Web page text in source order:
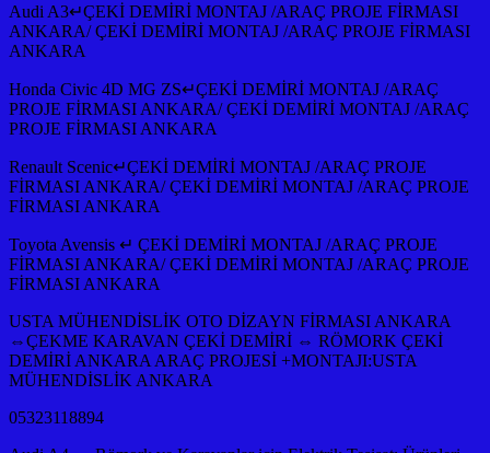
Audi A3↵ÇEKİ DEMİRİ MONTAJ /ARAÇ PROJE FİRMASI
ANKARA/ ÇEKİ DEMİRİ MONTAJ /ARAÇ PROJE FİRMASI
ANKARA
Honda Civic 4D MG ZS↵ÇEKİ DEMİRİ MONTAJ /ARAÇ
PROJE FİRMASI ANKARA/ ÇEKİ DEMİRİ MONTAJ /ARAÇ
PROJE FİRMASI ANKARA
Renault Scenic↵ÇEKİ DEMİRİ MONTAJ /ARAÇ PROJE
FİRMASI ANKARA/ ÇEKİ DEMİRİ MONTAJ /ARAÇ PROJE
FİRMASI ANKARA
Toyota Avensis ↵ ÇEKİ DEMİRİ MONTAJ /ARAÇ PROJE
FİRMASI ANKARA/ ÇEKİ DEMİRİ MONTAJ /ARAÇ PROJE
FİRMASI ANKARA
USTA MÜHENDİSLİK OTO DİZAYN FİRMASI ANKARA
⇔ÇEKME KARAVAN ÇEKİ DEMİRİ ⇔ RÖMORK ÇEKİ
DEMİRİ ANKARA ARAÇ PROJESİ +MONTAJI:USTA
MÜHENDİSLİK ANKARA
05323118894